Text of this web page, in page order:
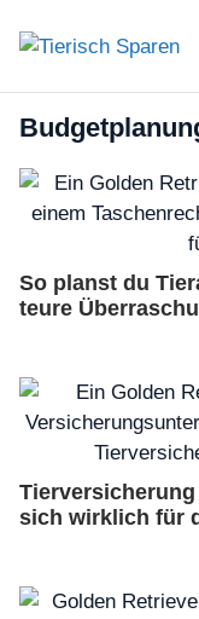
Inhalt
So planst du
teure
sich wirklich für